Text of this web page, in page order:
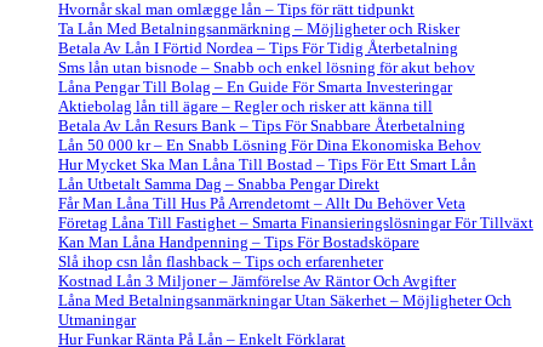
Hvornår skal man omlægge lån – Tips för rätt tidpunkt
Ta Lån Med Betalningsanmärkning – Möjligheter och Risker
Betala Av Lån I Förtid Nordea – Tips För Tidig Återbetalning
Sms lån utan bisnode – Snabb och enkel lösning för akut behov
Låna Pengar Till Bolag – En Guide För Smarta Investeringar
Aktiebolag lån till ägare – Regler och risker att känna till
Betala Av Lån Resurs Bank – Tips För Snabbare Återbetalning
Lån 50 000 kr – En Snabb Lösning För Dina Ekonomiska Behov
Hur Mycket Ska Man Låna Till Bostad – Tips För Ett Smart Lån
Lån Utbetalt Samma Dag – Snabba Pengar Direkt
Får Man Låna Till Hus På Arrendetomt – Allt Du Behöver Veta
Företag Låna Till Fastighet – Smarta Finansieringslösningar För Tillväxt
Kan Man Låna Handpenning – Tips För Bostadsköpare
Slå ihop csn lån flashback – Tips och erfarenheter
Kostnad Lån 3 Miljoner – Jämförelse Av Räntor Och Avgifter
Låna Med Betalningsanmärkningar Utan Säkerhet – Möjligheter Och
Utmaningar
Hur Funkar Ränta På Lån – Enkelt Förklarat